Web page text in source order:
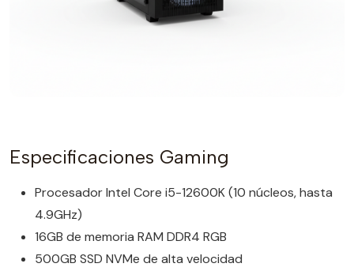
Especificaciones Gaming
Procesador Intel Core i5-12600K (10 núcleos, hasta
4.9GHz)
16GB de memoria RAM DDR4 RGB
500GB SSD NVMe de alta velocidad